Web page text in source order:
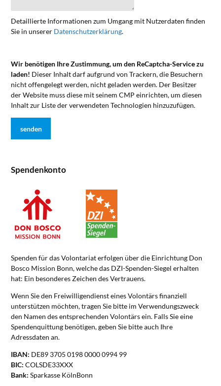
Detaillierte Informationen zum Umgang mit Nutzerdaten finden
Sie in unserer Datenschutzerklärung.
Wir benötigen Ihre Zustimmung, um den ReCaptcha-Service zu
laden! Dieser Inhalt darf aufgrund von Trackern, die Besuchern
nicht offengelegt werden, nicht geladen werden. Der Besitzer
der Website muss diese mit seinem CMP einrichten, um diesen
Inhalt zur Liste der verwendeten Technologien hinzuzufügen.
Spendenkonto
Spenden für das Volontariat erfolgen über die Einrichtung Don
Bosco Mission Bonn, welche das DZI-Spenden-Siegel erhalten
hat: Ein besonderes Zeichen des Vertrauens.
Wenn Sie den Freiwilligendienst eines Volontärs finanziell
unterstützen möchten, tragen Sie bitte im Verwendungszweck
den Namen des entsprechenden Volontärs ein. Falls Sie eine
Spendenquittung benötigen, geben Sie bitte auch Ihre
Adressdaten an.
IBAN: DE89 3705 0198 0000 0994 99
BIC: COLSDE33XXX
Bank: Sparkasse KölnBonn